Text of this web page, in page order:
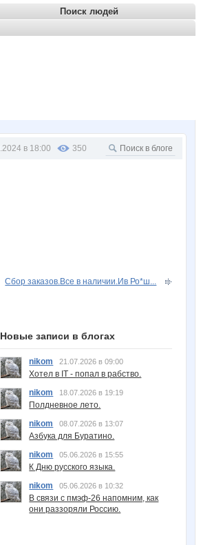
Поиск людей
в 18:00 350
Сбор заказов.Все в наличии.Ив Ро*ш...
Новые записи в блогах
nikom 21.07.2026 в 09:00
Хотел в IT - попал в рабство.
nikom
18.07.2026 в 19:19
Полдневное лето.
nikom
08.07.2026 в 13:07
Азбука для Буратино.
nikom
05.06.2026 в 15:55
К Дню русского языка.
nikom
05.06.2026 в 10:32
В связи с пмэф-26 напомним, как
они раззоряли Россию.